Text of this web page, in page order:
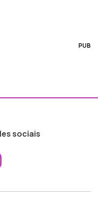
PUB
sociais
ao